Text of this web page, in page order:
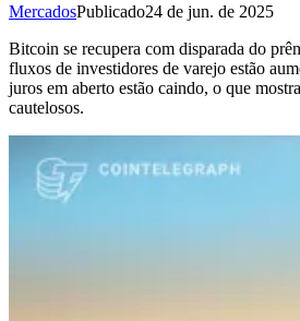
MercadosPublicado24 de jun. de 2025
Bitcoin se recupera com disparada do
fluxos de investidores de varejo estão
juros em aberto estão caindo, o que
cautelosos.